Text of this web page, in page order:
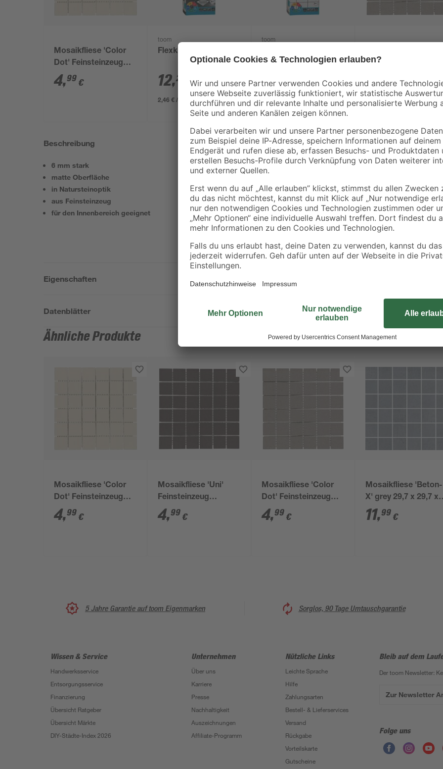
Mosaikfliese 'Color
Dot' Feinsteinzeug
ivory 30 x 30 cm
4,99 €
toom
Flexkleber 5 kg
12,29 €
2,46 € / Kilogramm
toom
kg
8, €
1,66 € / Kilogramm
Dot' Feinsteinzeug
4, 99 €
Beschreibung
6 mm stark
matte Oberfläche
in Natursteinoptik
aus Feinsteinzeug
für den Innenbereich geeignet
Die Mosaikfliese aus der Serie
sondern auch für kreative
6 mm stark. Weil die Fliese beim
hier um ungefähre Maße. Ihre
Wohnstilen. Du kannst die Fliese
schützt davor, den Halt zu
einer Bestellung erhältst du 11
dass bei rechtwinkligen
rechtwinkligen Räumen ist der
Eigenschaften
Datenblätter
Ähnliche Produkte
Mosaikfliese 'Color
Dot' Feinsteinzeug
ivory 30 x 30 cm
4,99 €
Mosaikfliese 'Uni'
Feinsteinzeug
schwarz 30 x 30 cm
4,99 €
Mosaikfliese 'Color
Dot' Feinsteinzeug
grau 30 x 30 cm
4,99 €
Mosaikfliese 'Beton-
X' grey 29,7 x 29,7 x
0,9 cm
11,99 €
5 Jahre Garantie auf toom Eigenmarken Sorglos, 90 Tage Umtauschgarantie
Wissen & Service
Handwerksservice
Entsorgungsservice
Finanzierung
Übersicht Ratgeber
Übersicht Märkte
DIY-Städte-Index 2026
Unternehmen
Über uns
Karriere
Presse
Nachhaltigkeit
Auszeichnungen
Affiliate-Programm
Nützliche Links
Leichte Sprache
Hilfe
Zahlungsarten
Bestell- & Lieferservices
Versand
Rückgabe
Vorteilskarte
Gutscheine
Bleib auf dem
Der toom Newsletter:
Zur Newsletter
Folge uns